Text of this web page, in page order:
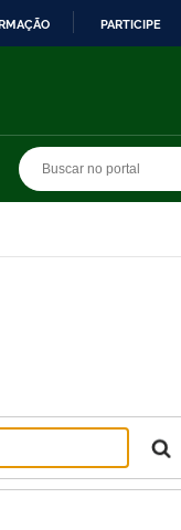
PARTICIPE